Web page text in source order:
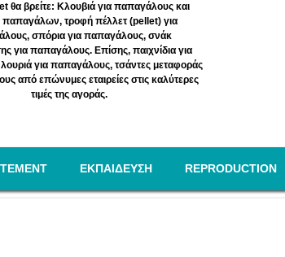
θα βρείτε: Κλουβιά για παπαγάλους και
παπαγάλων, τροφή πέλλετ (pellet) για
σπόρια για παπαγάλους, σνάκ
για παπαγάλους. Επίσης, παιχνίδια για
για παπαγάλους, τσάντες μεταφοράς
από επώνυμες εταιρείες στις καλύτερες
τιμές της αγοράς.
EΚΠΑΙΔΕΥΣΗ REPRODUCTION